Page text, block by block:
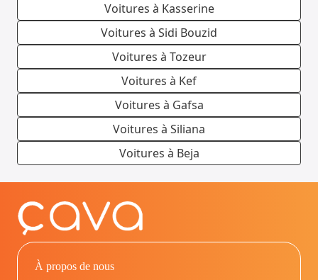
Voitures à Kasserine
Voitures à Sidi Bouzid
Voitures à Tozeur
Voitures à Kef
Voitures à Gafsa
Voitures à Siliana
Voitures à Beja
À propos de nous